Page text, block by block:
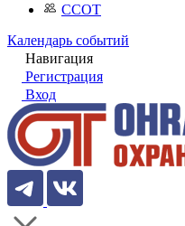
ССОТ
Календарь событий
Навигация
Регистрация
Вход